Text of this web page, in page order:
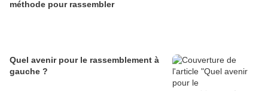
méthode pour rassembler
Quel avenir pour le rassemblement à
gauche ?